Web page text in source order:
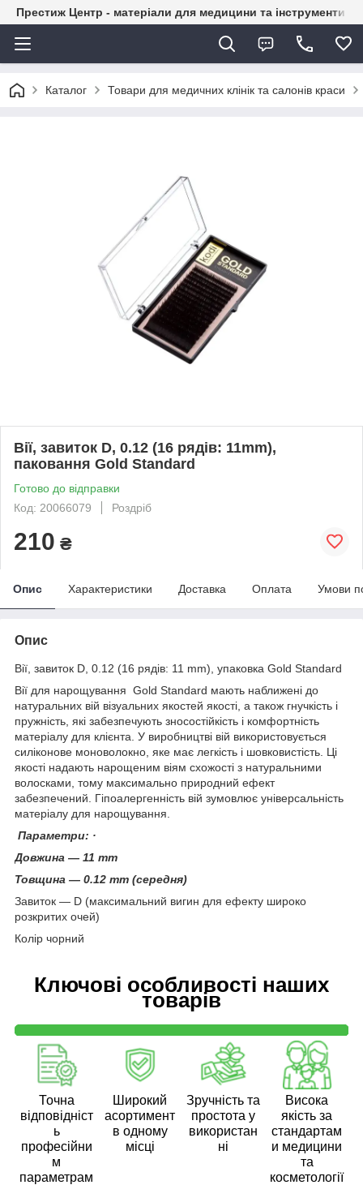
Престиж Центр - матеріали для медицини та інструменти
Каталог Товари для медичних клінік та салонів краси
Вії, завиток D, 0.12 (16 рядів: 11mm),
паковання Gold Standard
Готово до відправки
Код: 20066079
Роздріб
210 ₴
Опис Характеристики Доставка Оплата Умови
Опис
Вії, завиток D, 0.12 (16 рядів: 11 mm), упаковка Gold Standard
Вії для нарощування Gold Standard мають наближені до
натуральних вій візуальних якостей якості, а також гнучкість і
пружність, які забезпечують зносостійкість і комфортність
матеріалу для клієнта. У виробництві вій використовується
силіконове моноволокно, яке має легкість і шовковистість. Ці
якості надають нарощеним віям схожості з натуральними
волосками, тому максимально природний ефект
забезпечений. Гіпоалергенність вій зумовлює універсальність
матеріалу для нарощування.
Параметри: ·
Довжина — 11 mm
Товщина — 0.12 mm (середня)
Завиток — D (максимальний вигин для ефекту широко
розкритих очей)
Колір чорний
Ключові особливості наших
товарів
Точна
відповідніст
ь
професійни
м
параметрам
Широкий
асортимент
в одному
місці
Зручність та
простота у
використан
ні
Висока
якість за
стандартам
и медицини
та
косметології